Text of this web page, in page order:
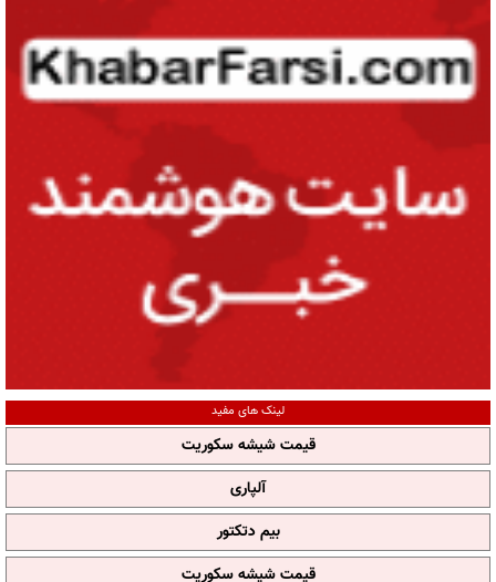
لینک های مفید
قیمت شیشه سکوریت
آلپاری
بیم دتکتور
قیمت شیشه سکوریت